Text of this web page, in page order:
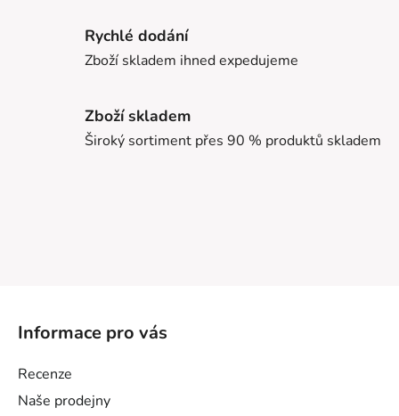
Rychlé dodání
Zboží skladem ihned expedujeme
Zboží skladem
Široký sortiment přes 90 % produktů skladem
Informace pro vás
Recenze
Naše prodejny